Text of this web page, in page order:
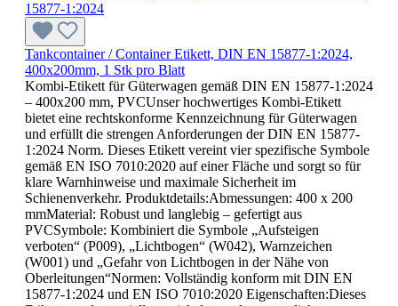
Tankcontainer / Container Etikett, DIN EN 15877-1:2024,
400x200mm, 1 Stk pro Blatt
Kombi-Etikett für Güterwagen gemäß DIN EN 15877-1:2024
– 400x200 mm, PVCUnser hochwertiges Kombi-Etikett
bietet eine rechtskonforme Kennzeichnung für Güterwagen
und erfüllt die strengen Anforderungen der DIN EN 15877-
1:2024 Norm. Dieses Etikett vereint vier spezifische Symbole
gemäß EN ISO 7010:2020 auf einer Fläche und sorgt so für
klare Warnhinweise und maximale Sicherheit im
Schienenverkehr. Produktdetails:Abmessungen: 400 x 200
mmMaterial: Robust und langlebig – gefertigt aus
PVCSymbole: Kombiniert die Symbole „Aufsteigen
verboten“ (P009), „Lichtbogen“ (W042), Warnzeichen
(W001) und „Gefahr von Lichtbogen in der Nähe von
Oberleitungen“Normen: Vollständig konform mit DIN EN
15877-1:2024 und EN ISO 7010:2020 Eigenschaften:Dieses